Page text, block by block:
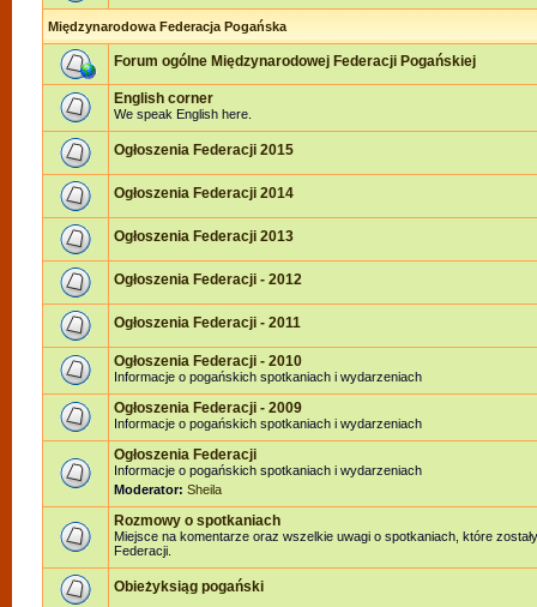
Międzynarodowa Federacja Pogańska
Forum ogólne Międzynarodowej Federacji Pogańskiej
English corner
We speak English here.
Ogłoszenia Federacji 2015
Ogłoszenia Federacji 2014
Ogłoszenia Federacji 2013
Ogłoszenia Federacji - 2012
Ogłoszenia Federacji - 2011
Ogłoszenia Federacji - 2010
Informacje o pogańskich spotkaniach i wydarzeniach
Ogłoszenia Federacji - 2009
Informacje o pogańskich spotkaniach i wydarzeniach
Ogłoszenia Federacji
Informacje o pogańskich spotkaniach i wydarzeniach
Moderator: Sheila
Rozmowy o spotkaniach
Miejsce na komentarze oraz wszelkie uwagi o spotkaniach, które
Federacji.
Obieżyksiąg pogański